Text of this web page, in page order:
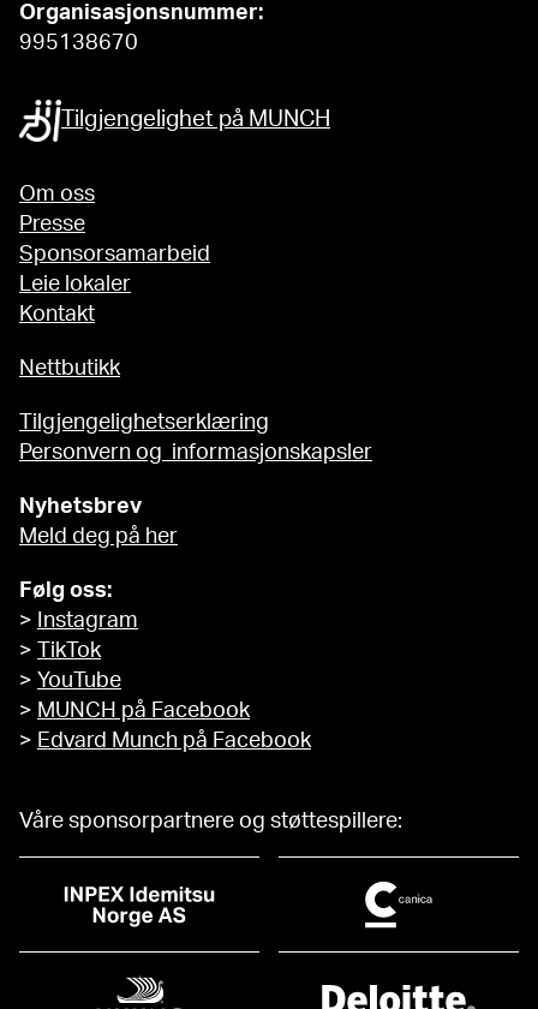
Organisasjonsnummer:
995138670
Tilgjengelighet på MUNCH
Om oss
Presse
Sponsorsamarbeid
Leie lokaler
Kontakt
Nettbutikk
Tilgjengelighetserklæring
Personvern og informasjonskapsler
Nyhetsbrev
Meld deg på her
Følg oss:
>
Instagram
>
TikTok
> YouTube
> MUNCH på Facebook
> Edvard Munch på Facebook
Våre sponsorpartnere og støttespillere: